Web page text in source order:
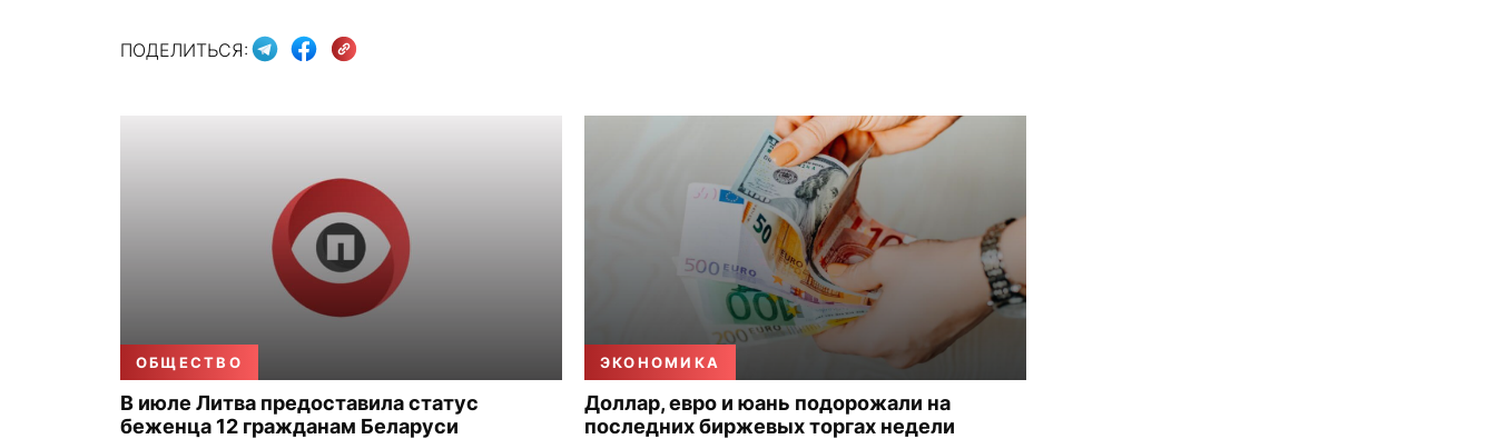
ПОДЕЛИТЬСЯ:
ОБЩЕСТВО
В июле Литва предоставила статус
беженца 12 гражданам Беларуси
ЭКОНОМИКА
Доллар, евро и юань подорожали на
последних биржевых торгах недели